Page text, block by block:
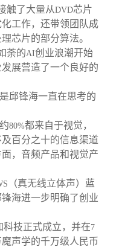
触了大量从DVD芯片
工作，还带领团队成
芯片的部分算法。
荼的AI创业浪潮开始
展营造了一个良好的
邱锋海一直在思考的
80%都来自于视觉，
百分之十的信息渠道
，音频产品和视觉产
（真无线立体声）蓝
海进一步明确了创业
科技正式成立，并在7
声学的千万级人民币